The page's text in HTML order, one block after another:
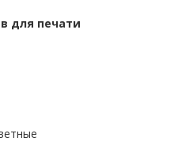
для печати